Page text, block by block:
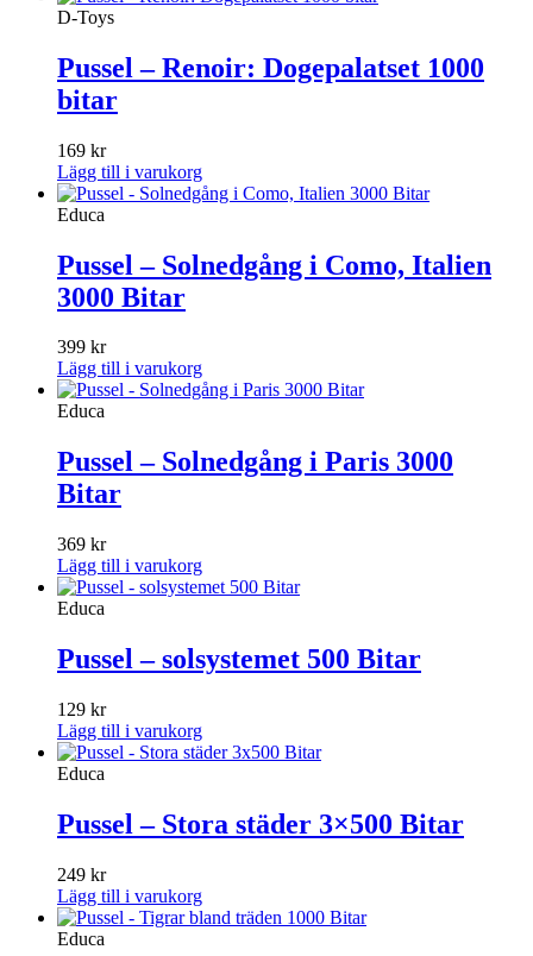
D-Toys
Pussel – Renoir: Dogepalatset 1000
bitar
169 kr
Lägg till i varukorg
Educa
Pussel – Solnedgång i Como, Italien
3000 Bitar
399 kr
Lägg till i varukorg
Educa
Pussel – Solnedgång i Paris 3000
Bitar
369 kr
Lägg till i varukorg
Educa
Pussel – solsystemet 500 Bitar
129 kr
Lägg till i varukorg
Educa
Pussel – Stora städer 3×500 Bitar
249 kr
Lägg till i varukorg
Educa